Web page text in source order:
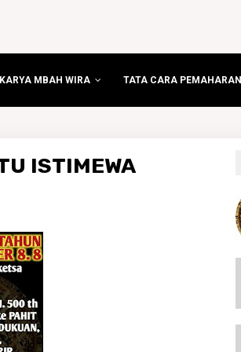
MBAH WIRA TATA CARA PEMAHARAN
ISTIMEWA